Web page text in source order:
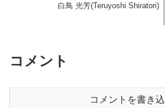
白鳥 光芳(Teruyoshi Shiratori)
コメント
コメントを書き